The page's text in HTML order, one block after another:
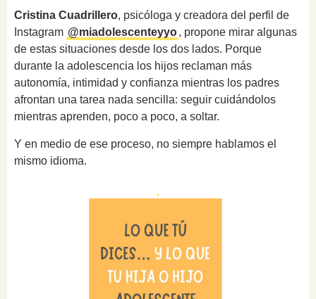
Cristina Cuadrillero, psicóloga y creadora del perfil de
Instagram @miadolescenteyyo, propone mirar algunas
de estas situaciones desde los dos lados. Porque
durante la adolescencia los hijos reclaman más
autonomía, intimidad y confianza mientras los padres
afrontan una tarea nada sencilla: seguir cuidándolos
mientras aprenden, poco a poco, a soltar.
Y en medio de ese proceso, no siempre hablamos el
mismo idioma.